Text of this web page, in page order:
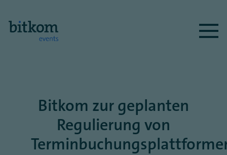
Bitkom zur geplanten
Regulierung von